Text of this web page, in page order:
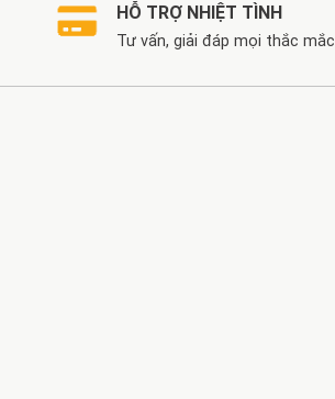
HỖ TRỢ NHIỆT TÌNH
Tư vấn, giải đáp mọi thắc mắc